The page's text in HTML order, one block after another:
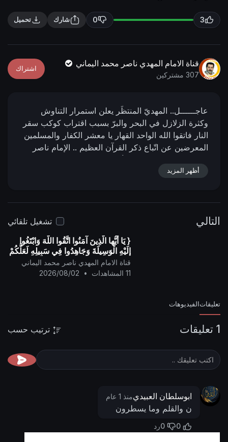
s
l
s
r
3
0 شارك تحميل
قناة الامام المهدي ناصر محمد اليماني
307 مشتركين
اشتراك
عاجــــــل.. المهديّ المنتظَر يعلن استمرار التناوش
وكثرة الزلازل في البحر والبرّ بسبب اقتراب كوكب سقر
النار فاتقوا الله الواحد القهار يا معشر الكفار والمسلمين
المعرضين عن اتّباع ذكر القرآن العظيم .. الإمام ناصر
2016 مـ
02:17 مساءًأظهر المزيد
التالي
تشغيل تلقائي
{ يَا أيُّها الَّذِينَ آمَنُوا اتَّقُوا اللَّهَ وَابْتَغُوا
إِلَيْهِ الْوَسِيلَةَ وَجَاهِدُوا فِي سَبِيلِهِ لَعَلَّكُمْ
تُفْلِحُونَ }
قناة الامام المهدي ناصر محمد اليماني
11 المشاهدات
•
2026/08/02
تعليقات الفيديوهات
1 تعليقات ترتيب حسب
ابوسلطان العبيديمنذ 1 عام
ن والقلم وما يسطرون
0
0رد